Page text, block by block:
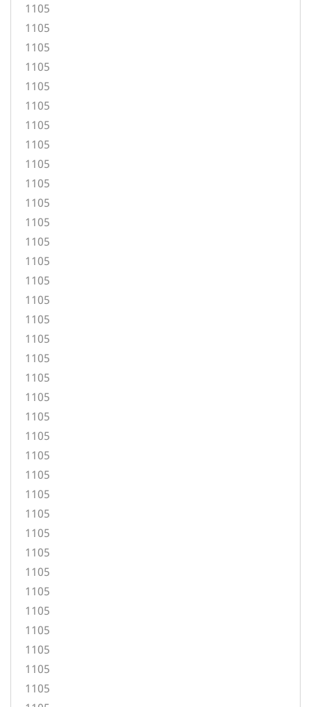
1105
1105
1105
1105
1105
1105
1105
1105
1105
1105
1105
1105
1105
1105
1105
1105
1105
1105
1105
1105
1105
1105
1105
1105
1105
1105
1105
1105
1105
1105
1105
1105
1105
1105
1105
1105